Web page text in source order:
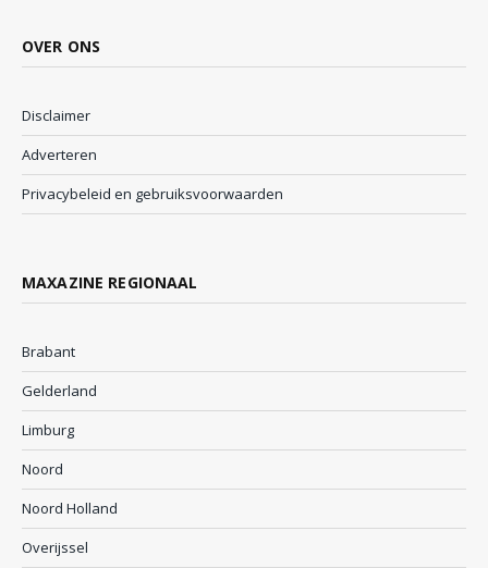
OVER ONS
Disclaimer
Adverteren
Privacybeleid en gebruiksvoorwaarden
MAXAZINE REGIONAAL
Brabant
Gelderland
Limburg
Noord
Noord Holland
Overijssel